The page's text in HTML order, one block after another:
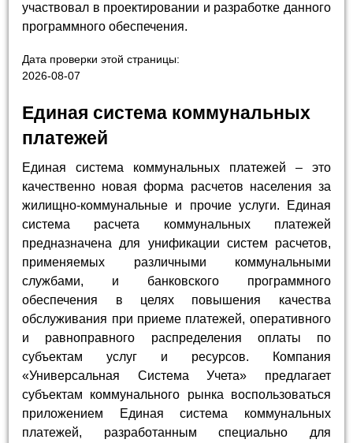
участвовал в проектировании и разработке данного
программного обеспечения.
Дата проверки этой страницы:
2026-08-07
Единая система коммунальных
платежей
Единая система коммунальных платежей – это
качественно новая форма расчетов населения за
жилищно-коммунальные и прочие услуги. Единая
система расчета коммунальных платежей
предназначена для унификации систем расчетов,
применяемых различными коммунальными
службами, и банковского программного
обеспечения в целях повышения качества
обслуживания при приеме платежей, оперативного
и равноправного распределения оплаты по
субъектам услуг и ресурсов. Компания
«Универсальная Система Учета» предлагает
субъектам коммунального рынка воспользоваться
приложением Единая система коммунальных
платежей, разработанным специально для